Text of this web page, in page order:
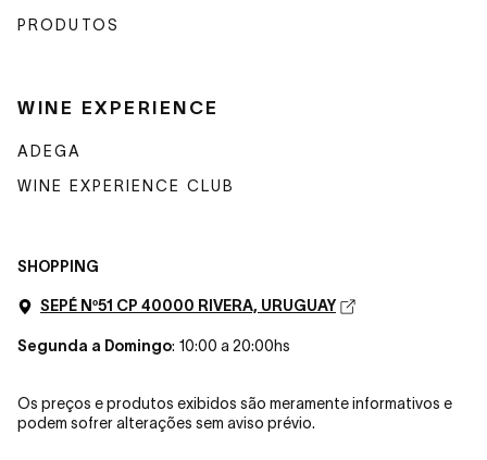
PRODUTOS
WINE EXPERIENCE
ADEGA
WINE EXPERIENCE CLUB
SHOPPING
SEPÉ Nº51 CP 40000 RIVERA, URUGUAY
Segunda a Domingo: 10:00 a 20:00hs
Os preços e produtos exibidos são meramente informativos e
podem sofrer alterações sem aviso prévio.